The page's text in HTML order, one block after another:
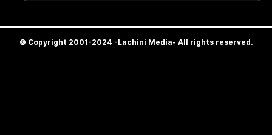
© Copyright 2001-2024 -Lachini Media- All rights reserved.